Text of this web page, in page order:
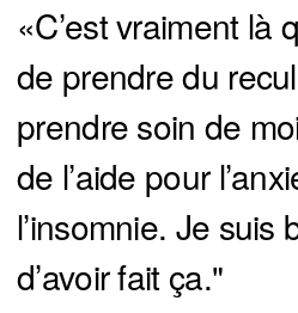
«C’est vraiment là
de prendre du
prendre soin de
de l’aide pour
l’insomnie. Je suis
d’avoir fait ça."